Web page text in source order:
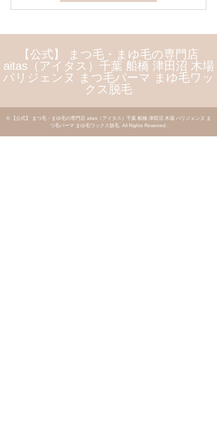
【公式】 まつ毛・まゆ毛の専門店
aitas（アイタス）千葉 船橋 津田沼 木場
パリジェンヌ まつ毛パーマ まゆ毛ワッ
クス脱毛
©
【公式】 まつ毛・まゆ毛の専門店 aitas（アイタス）千葉 船橋 津田沼 木場 パリジェンヌ ま
つ毛パーマ まゆ毛ワックス脱毛 . All Rights Reserved.